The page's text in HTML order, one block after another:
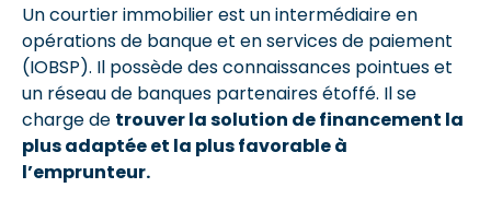
Un courtier immobilier est un intermédiaire en
opérations de banque et en services de paiement
(IOBSP). Il possède des connaissances pointues et
un réseau de banques partenaires étoffé. Il se
charge de trouver la solution de financement la
plus adaptée et la plus favorable à
l’emprunteur.